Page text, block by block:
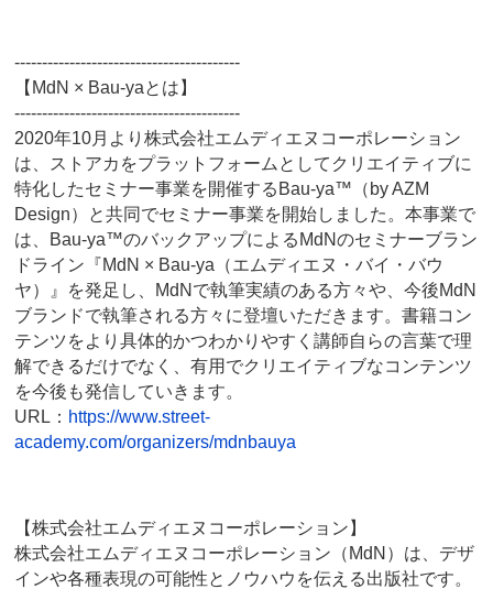
-----------------------------------------
【MdN × Bau-yaとは】
-----------------------------------------
2020年10月より株式会社エムディエヌコーポレーション
は、ストアカをプラットフォームとしてクリエイティブに
特化したセミナー事業を開催するBau-ya™（by AZM
Design）と共同でセミナー事業を開始しました。本事業で
は、Bau-ya™のバックアップによるMdNのセミナーブラン
ドライン『MdN × Bau-ya（エムディエヌ・バイ・バウ
ヤ）』を発足し、MdNで執筆実績のある方々や、今後MdN
ブランドで執筆される方々に登壇いただきます。書籍コン
テンツをより具体的かつわかりやすく講師自らの言葉で理
解できるだけでなく、有用でクリエイティブなコンテンツ
を今後も発信していきます。
URL： https://www.street-
academy.com/organizers/mdnbauya
【株式会社エムディエヌコーポレーション】
株式会社エムディエヌコーポレーション（MdN）は、デザ
インや各種表現の可能性とノウハウを伝える出版社です。